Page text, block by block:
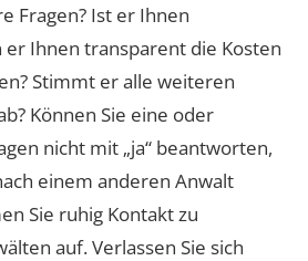
Fragen? Ist er Ihnen
er Ihnen transparent die Kosten
Stimmt er alle weiteren
Können Sie eine oder
nicht mit „ja“ beantworten,
einem anderen Anwalt
Sie ruhig Kontakt zu
auf. Verlassen Sie sich